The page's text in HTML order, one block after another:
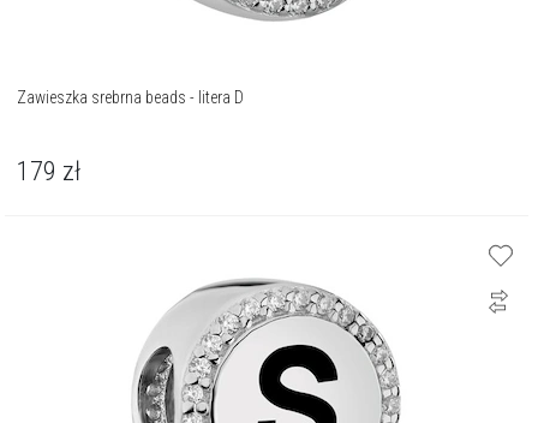
Zawieszka srebrna beads - litera D
179 zł